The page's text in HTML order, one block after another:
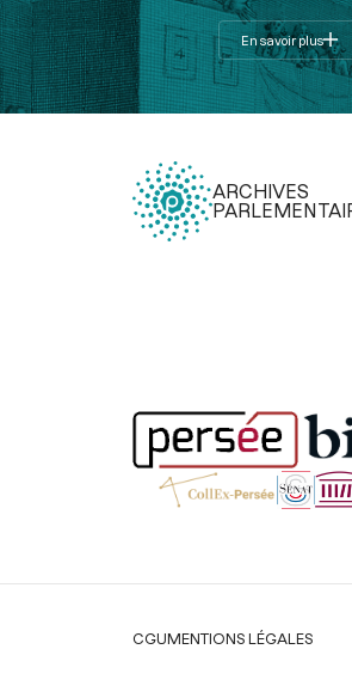
En savoir plus
ARCHIVES
Légal
CGUMENTIONS LÉGALES